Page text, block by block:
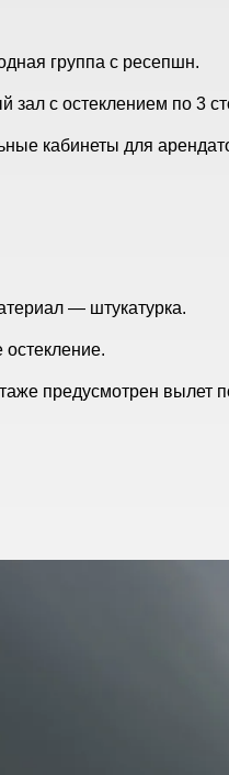
группа с ресепшн.
зал с остеклением по 3
кабинеты для
— штукатурка.
предусмотрен вылет